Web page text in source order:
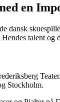
en
talent
Stockholm.